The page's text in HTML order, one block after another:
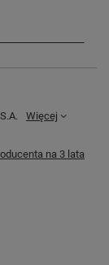
Więcej
na 3 lata